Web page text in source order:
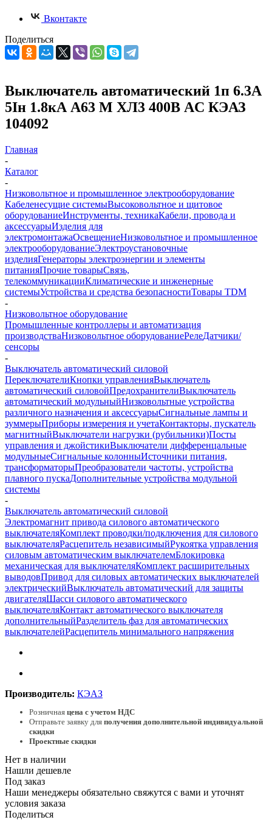
Вконтакте
Поделиться
Выключатель автоматический 1п 6.3А
5Iн 1.8кА А63 М ХЛ3 400В AC КЭАЗ
104092
Главная
-
Каталог
-
Низковольтное и промышленное электрооборудование
Кабеленесущие системыВысоковольтное и щитовое
оборудованиеИнструменты, техникаКабели, провода и
аксессуарыИзделия для
электромонтажаОсвещениеНизковольтное и промышленное
электрооборудованиеЭлектроустановочные
изделияГенераторы электроэнергии и элементы
питанияПрочие товарыСвязь,
телекоммуникацииКлиматические и инженерные
системыУстройства и средства безопасностиТовары TDM
-
Низковольтное оборудование
Промышленные контроллеры и автоматизация
производстваНизковольтное оборудованиеРелеДатчики/
сенсоры
-
Выключатель автоматический силовой
ПереключателиКнопки управленияВыключатель
автоматический силовойПредохранителиВыключатель
автоматический модульныйНизковольтные устройства
различного назначения и аксессуарыСигнальные лампы и
зуммерыПриборы измерения и учетаКонтакторы, пускатель
магнитныйВыключатели нагрузки (рубильники)Посты
управления и джойстикиВыключатели дифференцальные
модульныеСигнальные колонныИсточники питания,
трансформаторыПреобразователи частоты, устройства
плавного пускаДополнительные устройства модульной
системы
-
Выключатель автоматический силовой
Электромагнит привода силового автоматического
выключателяКомплект проводки/подключения для силового
выключателяРасцепитель независимыйРукоятка управления
силовым автоматическим выключателемБлокировка
механическая для выключателяКомплект расширительных
выводовПривод для силовых автоматических выключателей
электрическийВыключатель автоматический для защиты
двигателяШасси силового автоматического
выключателяКонтакт автоматического выключателя
дополнительныйРазделитель фаз для автоматических
выключателейРасцепитель минимального напряжения
Производитель: КЭАЗ
Розничная цена с учетом НДС
Отправьте заявку для получения дополнительной индивидуальной
скидки
Проектные скидки
Нет в наличии
Нашли дешевле
Под заказ
Наши менеджеры обязательно свяжутся с вами и уточнят
условия заказа
Поделиться